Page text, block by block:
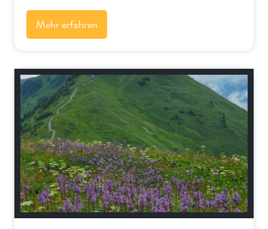
Mehr erfahren
Alpenflora